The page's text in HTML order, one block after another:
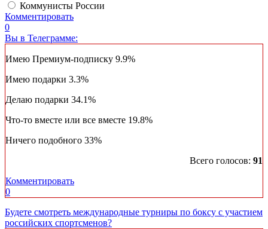
Коммунисты России
Комментировать
0
Вы в Телеграмме:
Имею Премиум-подписку 9.9%
Имею подарки 3.3%
Делаю подарки 34.1%
Что-то вместе или все вместе 19.8%
Ничего подобного 33%
Всего голосов: 91
Комментировать
0
Будете смотреть международные турниры по боксу с участием
российских спортсменов?